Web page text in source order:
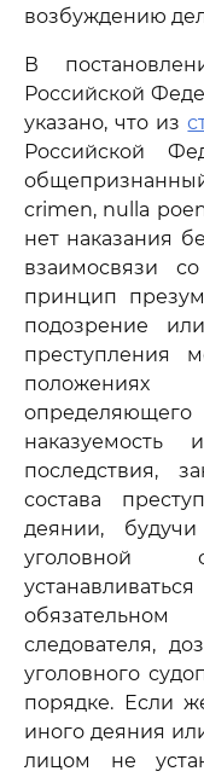
возбуждению
В
Российской
указано, что из
Российской
crimen, nulla
нет наказания
взаимосвязи
принцип
подозрение
преступления
наказуемость
последствия,
состава
деянии,
уголовной
следователя,
уголовного
порядке. Если
иного деяния
лицом не